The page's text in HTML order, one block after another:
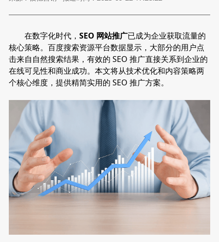
在数字化时代， SEO 网站推广已成为企业获取流量的
核心策略。百度搜索资源平台数据显示，大部分的用户点
击来自自然搜索结果，有效的 SEO 推广直接关系到企业的
在线可见性和商业成功。本文将从技术优化和内容策略两
个核心维度，提供精简实用的 SEO 推广方案。